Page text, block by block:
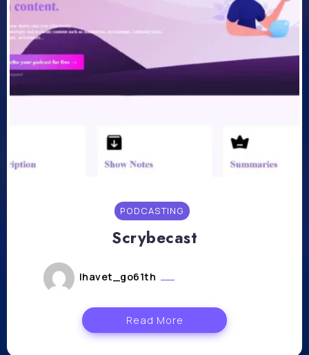
PODCASTING
Scrybecast
lhavet_go61th
Read More